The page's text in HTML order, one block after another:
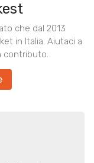
che dal 2013
in Italia. Aiutaci a
contributo.